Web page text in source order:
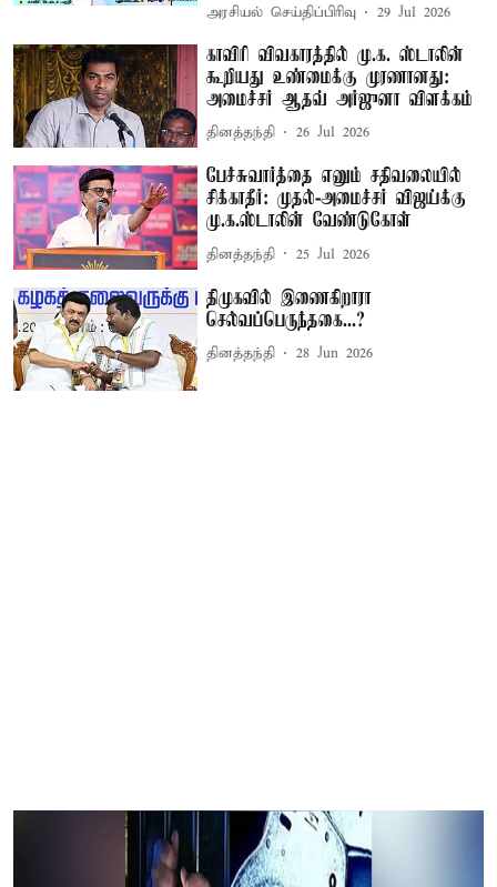
அரசியல் செய்திப்பிரிவு 29 Jul 2026
காவிரி விவகாரத்தில் மு.க. ஸ்டாலின்
கூறியது உண்மைக்கு முரணானது:
அமைச்சர் ஆதவ் அர்ஜுனா விளக்கம்
தினத்தந்தி 26 Jul 2026
பேச்சுவார்த்தை எனும் சதிவலையில்
சிக்காதீர்: முதல்-அமைச்சர் விஜய்க்கு
மு.க.ஸ்டாலின் வேண்டுகோள்
தினத்தந்தி 25 Jul 2026
திமுகவில் இணைகிறாரா
செல்வப்பெருந்தகை...?
தினத்தந்தி 28 Jun 2026